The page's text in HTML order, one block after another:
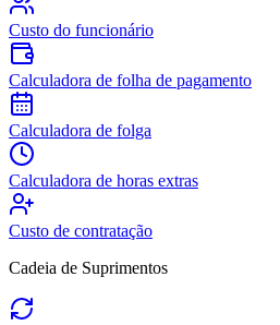
Custo do funcionário
Calculadora de folha de pagamento
Calculadora de folga
Calculadora de horas extras
Custo de contratação
Cadeia de Suprimentos